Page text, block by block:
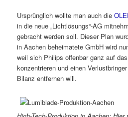
Ursprünglich wollte man auch die
in die neue „Lichtlösungs“-AG
gebracht werden soll. Dieser Plan
in Aachen beheimatete GmbH wird
weil sich Philips offenbar ganz auf
konzentrieren und einen
Bilanz entfernen will.